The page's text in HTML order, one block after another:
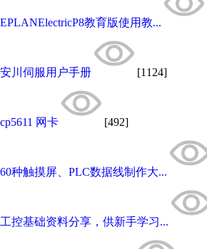
EPLANElectricP8教育版使用教...
安川伺服用户手册​ [1124]
cp5611 网卡 [492]
60种触摸屏、PLC数据线制作大...
工控基础资料分享，供新手学习...